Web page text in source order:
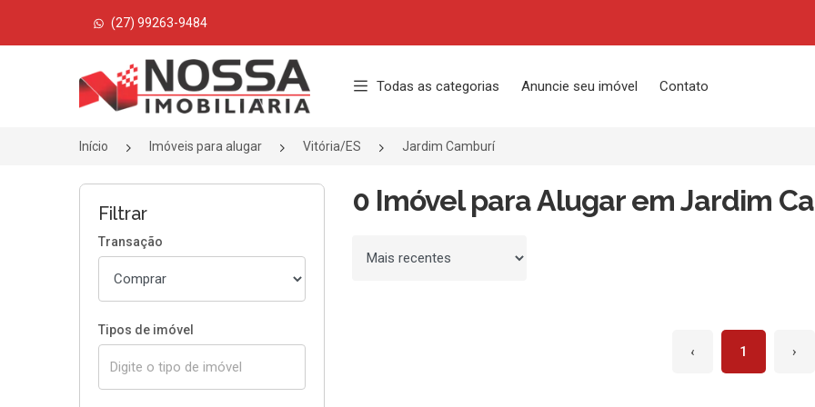
(27) 99263-9484
Página inicial
Todas as categorias Anuncie seu imóvel Contato
Início Imóveis para alugar Vitória/ES Jardim Camburí
Filtrar
Transação
Tipos de imóvel
0 Imóvel para Alugar em Jardim
Ordenar por
‹ 1 ›